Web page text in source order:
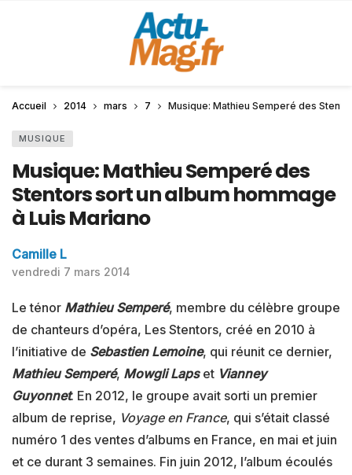
Accueil 2014 mars 7 Musique: Mathieu Semperé des
MUSIQUE
Musique: Mathieu Semperé des
Stentors sort un album hommage
à Luis Mariano
Camille L
vendredi 7 mars 2014
Le ténor Mathieu Semperé, membre du célèbre groupe
de chanteurs d’opéra, Les Stentors, créé en 2010 à
l’initiative de Sebastien Lemoine, qui réunit ce dernier,
Mathieu Semperé, Mowgli Lapset Vianney
Guyonnet. En 2012, le groupe avait sorti un premier
album de reprise, Voyage en France, qui s’était classé
numéro 1 des ventes d’albums en France, en mai et juin
et ce durant 3 semaines. Fin juin 2012, l’album écoulés